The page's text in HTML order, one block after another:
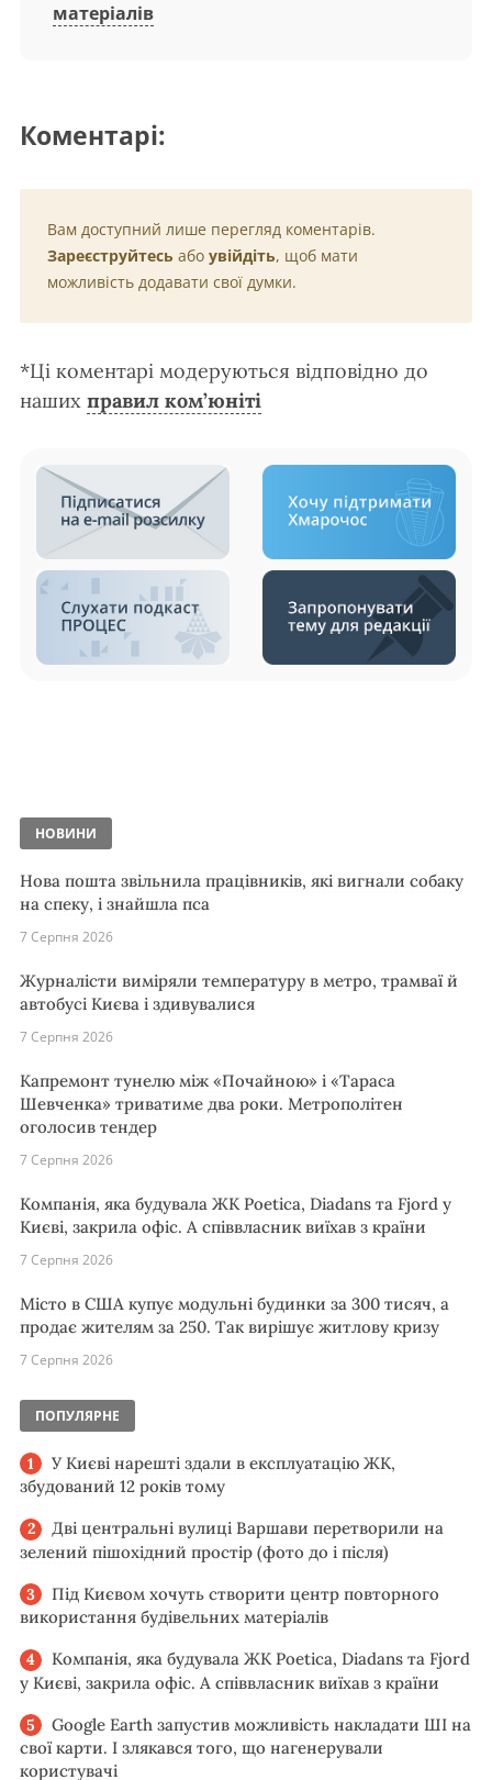
матеріалів
Коментарі:
Вам доступний лише перегляд коментарів.
Зареєструйтесь або увійдіть, щоб мати
можливість додавати свої думки.
*Ці коментарі модеруються відповідно до
наших правил ком’юніті
НОВИНИ
Нова пошта звільнила працівників, які вигнали собаку
на спеку, і знайшла пса
7 Серпня 2026
Журналісти виміряли температуру в метро, трамваї й
автобусі Києва і здивувалися
7 Серпня 2026
Капремонт тунелю між «Почайною» і «Тараса
Шевченка» триватиме два роки. Метрополітен
оголосив тендер
7 Серпня 2026
Компанія, яка будувала ЖК Poetica, Diadans та Fjord у
Києві, закрила офіс. А співвласник виїхав з країни
7 Серпня 2026
Місто в США купує модульні будинки за 300 тисяч, а
продає жителям за 250. Так вирішує житлову кризу
7 Серпня 2026
ПОПУЛЯРНЕ
У Києві нарешті здали в експлуатацію ЖК,
збудований 12 років тому
Дві центральні вулиці Варшави перетворили на
зелений пішохідний простір (фото до і після)
Під Києвом хочуть створити центр повторного
використання будівельних матеріалів
Компанія, яка будувала ЖК Poetica, Diadans та Fjord
у Києві, закрила офіс. А співвласник виїхав з країни
Google Earth запустив можливість накладати ШІ на
свої карти. І злякався того, що нагенерували
користувачі